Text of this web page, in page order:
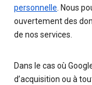
personnelle. Nous
ouvertement des
de nos services.
Dans le cas où
d’acquisition ou à